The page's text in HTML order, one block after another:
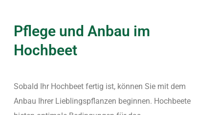
Pflege und Anbau im
Hochbeet
Sobald Ihr Hochbeet fertig ist, können Sie mit dem
Anbau Ihrer Lieblingspflanzen beginnen. Hochbeete